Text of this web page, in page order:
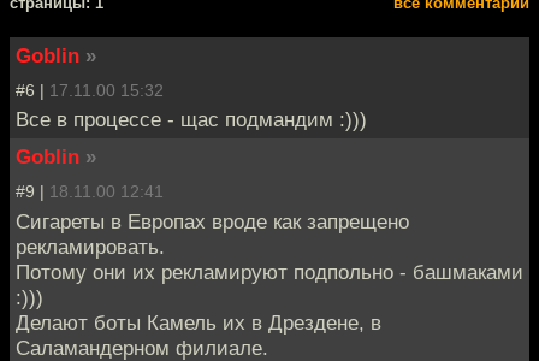
Goblin »
#6 | 17.11.00 15:32
Все в процессе - щас подмандим :)))
Goblin »
#9 | 18.11.00 12:41
Сигареты в Европах вроде как запрещено
рекламировать.
Потому они их рекламируют подпольно - башмаками
:)))
Делают боты Камель их в Дрездене, в
Саламандерном филиале.